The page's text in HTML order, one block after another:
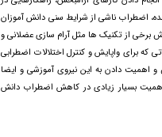
اضطراب ناشی از شرایط سنی دانش آموزان
برخی از تکنیک ها مثل آرام سازی عضلانی و
که برای واپایش و کنترل اختلالات اضطرابی
اهمیت دادن به این نیروی آموزشی و ایضا
اهمیت بسیار زیادی در کاهش اضطراب دانش